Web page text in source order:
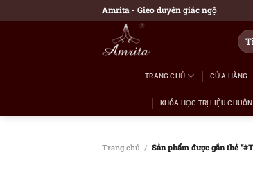
qua
Amrita - Gieo duyên giác ngộ
Tìm
TRANG CHỦ CỬA HÀNG
KHÓA HỌC TRỊ LIỆU
Trang chủ / Sản phẩm được gắn thẻ